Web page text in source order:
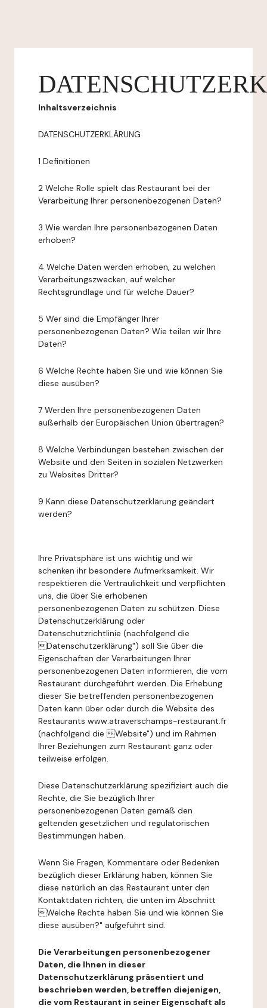
Inhaltsverzeichnis
DATENSCHUTZERKLÄRUNG
1 Definitionen
2 Welche Rolle spielt das Restaurant bei der
Verarbeitung Ihrer personenbezogenen Daten?
3 Wie werden Ihre personenbezogenen Daten
erhoben?
4 Welche Daten werden erhoben, zu welchen
Verarbeitungszwecken, auf welcher
Rechtsgrundlage und für welche Dauer?
5 Wer sind die Empfänger Ihrer
personenbezogenen Daten? Wie teilen wir Ihre
Daten?
6 Welche Rechte haben Sie und wie können Sie
diese ausüben?
7 Werden Ihre personenbezogenen Daten
außerhalb der Europäischen Union übertragen?
8 Welche Verbindungen bestehen zwischen der
Website und den Seiten in sozialen Netzwerken
zu Websites Dritter?
9 Kann diese Datenschutzerklärung geändert
werden?
Ihre Privatsphäre ist uns wichtig und wir
schenken ihr besondere Aufmerksamkeit. Wir
respektieren die Vertraulichkeit und verpflichten
uns, die über Sie erhobenen
personenbezogenen Daten zu schützen. Diese
Datenschutzerklärung oder
Datenschutzrichtlinie (nachfolgend die
Datenschutzerklärung") soll Sie über die
Eigenschaften der Verarbeitungen Ihrer
personenbezogenen Daten informieren, die vom
Restaurant durchgeführt werden. Die Erhebung
dieser Sie betreffenden personenbezogenen
Daten kann über oder durch die Website des
Restaurants www.atraverschamps-restaurant.fr
(nachfolgend die Website") und im Rahmen
Ihrer Beziehungen zum Restaurant ganz oder
teilweise erfolgen.
Diese Datenschutzerklärung spezifiziert auch die
Rechte, die Sie bezüglich Ihrer
personenbezogenen Daten gemäß den
geltenden gesetzlichen und regulatorischen
Bestimmungen haben.
Wenn Sie Fragen, Kommentare oder Bedenken
bezüglich dieser Erklärung haben, können Sie
diese natürlich an das Restaurant unter den
Kontaktdaten richten, die unten im Abschnitt
Welche Rechte haben Sie und wie können Sie
diese ausüben?" aufgeführt sind.
Die Verarbeitungen personenbezogener
Daten, die Ihnen in dieser
Datenschutzerklärung präsentiert und
beschrieben werden, betreffen diejenigen,
die vom Restaurant in seiner Eigenschaft als